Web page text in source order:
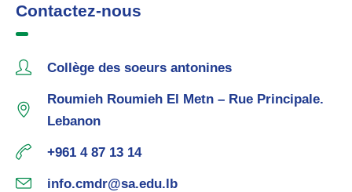
Contactez-nous
Collège des soeurs antonines
Roumieh Roumieh El Metn – Rue Principale.
Lebanon
+961 4 87 13 14
info.cmdr@sa.edu.lb